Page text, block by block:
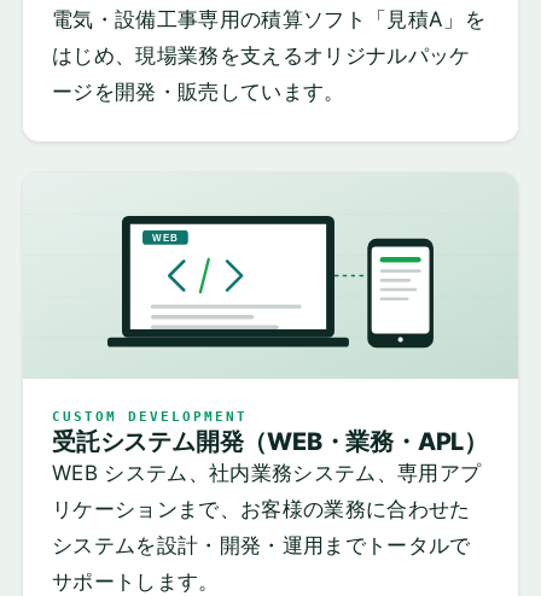
電気・設備工事専用の積算ソフト「見積A」を
はじめ、現場業務を支えるオリジナルパッケ
ージを開発・販売しています。
WEB
CUSTOM DEVELOPMENT
受託システム開発（WEB・業務・APL）
WEB システム、社内業務システム、専用アプ
リケーションまで、お客様の業務に合わせた
システムを設計・開発・運用までトータルで
サポートします。